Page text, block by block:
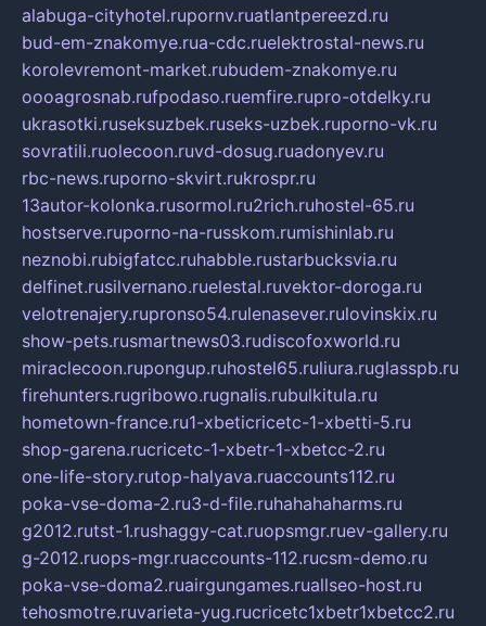
alabuga-cityhotel.rupornv.ruatlantpereezd.ru
bud-em-znakomye.rua-cdc.ruelektrostal-news.ru
korolevremont-market.rubudem-znakomye.ru
oooagrosnab.rufpodaso.ruemfire.rupro-otdelky.ru
ukrasotki.ruseksuzbek.ruseks-uzbek.ruporno-vk.ru
sovratili.ruolecoon.ruvd-dosug.ruadonyev.ru
rbc-news.ruporno-skvirt.rukrospr.ru
13autor-kolonka.rusormol.ru2rich.ruhostel-65.ru
hostserve.ruporno-na-russkom.rumishinlab.ru
neznobi.rubigfatcc.ruhabble.rustarbucksvia.ru
delfinet.rusilvernano.ruelestal.ruvektor-doroga.ru
velotrenajery.rupronso54.rulenasever.rulovinskix.ru
show-pets.rusmartnews03.rudiscofoxworld.ru
miraclecoon.rupongup.ruhostel65.ruliura.ruglasspb.ru
firehunters.rugribowo.rugnalis.rubulkitula.ru
hometown-france.ru1-xbeticricetc-1-xbetti-5.ru
shop-garena.rucricetc-1-xbetr-1-xbetcc-2.ru
one-life-story.rutop-halyava.ruaccounts112.ru
poka-vse-doma-2.ru3-d-file.ruhahahaharms.ru
g2012.rutst-1.rushaggy-cat.ruopsmgr.ruev-gallery.ru
g-2012.ruops-mgr.ruaccounts-112.rucsm-demo.ru
poka-vse-doma2.ruairgungames.ruallseo-host.ru
tehosmotre.ruvarieta-yug.rucricetc1xbetr1xbetcc2.ru